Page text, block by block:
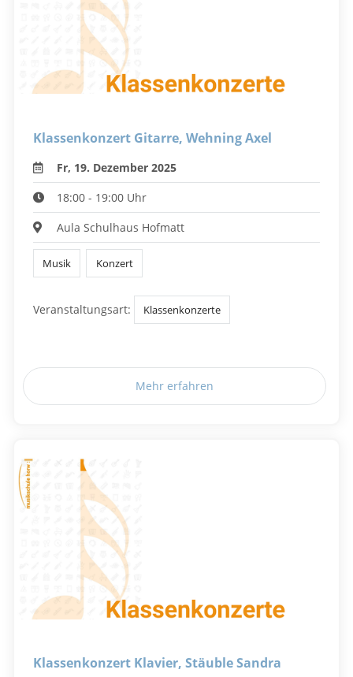
Klassenkonzert Gitarre, Wehning Axel
Fr, 19. Dezember 2025
18:00 - 19:00 Uhr
Aula Schulhaus Hofmatt
Musik Konzert
Veranstaltungsart: Klassenkonzerte
Mehr erfahren
Klassenkonzert Klavier, Stäuble Sandra